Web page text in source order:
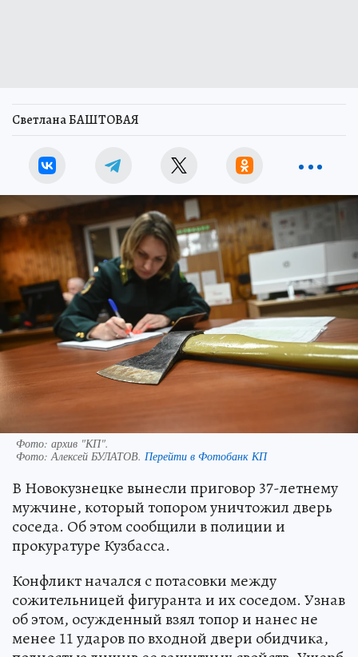
Светлана БАШТОВАЯ
Фото: архив "КП".
Фото:Алексей БУЛАТОВ. Перейти в Фотобанк КП
В Новокузнецке вынесли приговор 37-летнему
мужчине, который топором уничтожил дверь
соседа. Об этом сообщили в полиции и
прокуратуре Кузбасса.
Конфликт начался с потасовки между
сожительницей фигуранта и их соседом. Узнав
об этом, осужденный взял топор и нанес не
менее 11 ударов по входной двери обидчика,